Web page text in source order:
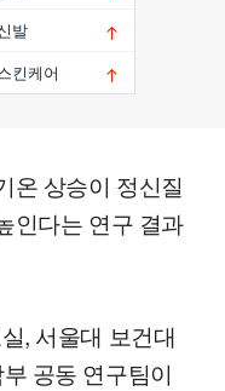
온 상승이 정신질
인다는 연구 결과
, 서울대 보건대
공동 연구팀이